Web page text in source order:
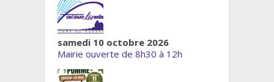
samedi 10 octobre 2026
Mairie ouverte de 8h30 à 12h